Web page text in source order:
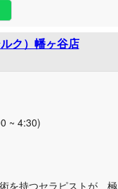
個室のプライベート空間
ュアリーな雰囲気が漂
だわりを詰め込んだ至
ジをご提供。心身とも
術を施します。 早朝
け前後のリフレッシュ
後まで徹底された上質
ク）幡ヶ谷店
~ 4:30)
を持つセラピストが、極